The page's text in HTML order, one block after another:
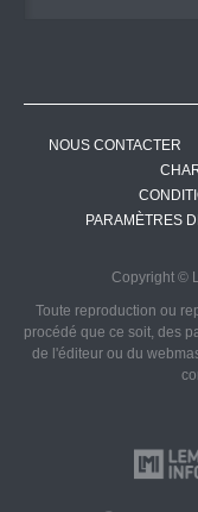
NOUS CONTACTER
PARAMÈTRES
Copyright ©
Toute reproduction ou
procédé que ce soit, des
de l'éditeur ou du